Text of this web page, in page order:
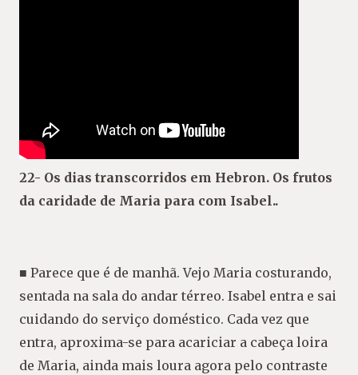
22- Os dias transcorridos em Hebron. Os frutos
da caridade de Maria para com Isabel..
■ Parece que é de manhã. Vejo Maria costurando,
sentada na sala do andar térreo. Isabel entra e sai
cuidando do serviço doméstico. Cada vez que
entra, aproxima-se para acariciar a cabeça loira
de Maria, ainda mais loura agora pelo contraste